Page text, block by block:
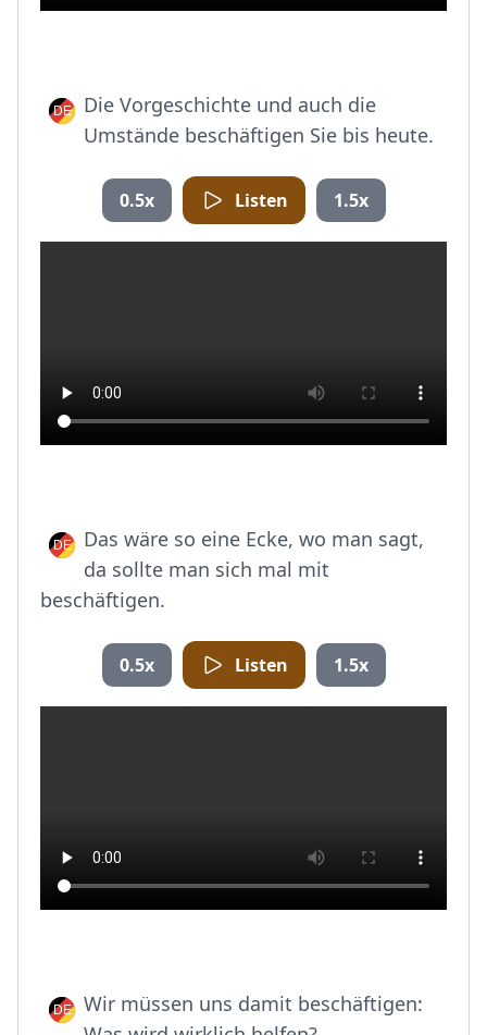
Die Vorgeschichte und auch die
Umstände beschäftigen Sie bis heute.
0.5x Listen 1.5x
Das wäre so eine Ecke, wo man sagt,
da sollte man sich mal mit
beschäftigen.
0.5x Listen 1.5x
Wir müssen uns damit beschäftigen: